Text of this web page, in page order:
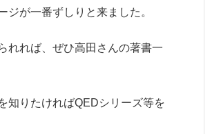
が一番ずしりと来ました。
れれば、ぜひ高田さんの著書一
知りたければQEDシリーズ等を